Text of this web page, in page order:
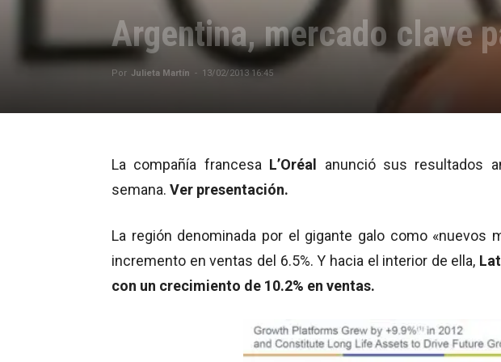
Argentina, mercado clave
Por Julieta Martín - 13/02/2013 16:45
La compañía francesa L’Oréal anunció sus resultados
semana. Ver presentación.
La región denominada por el gigante galo como «nuevos
incremento en ventas del 6.5%. Y hacia el interior de ella,
con un crecimiento de 10.2% en ventas.